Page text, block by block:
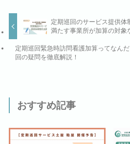
定期巡回のサービス提供体
満たす事業所が加算の対象
定期巡回緊急時訪問看護加算ってなん
回の疑問を徹底解説！
おすすめ記事